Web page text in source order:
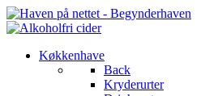
Køkkenhave
Back
Kryderurter